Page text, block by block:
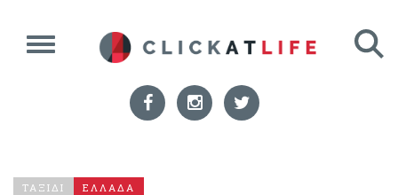
ΤΑΞΙΔΙ ΕΛΛΑΔΑ